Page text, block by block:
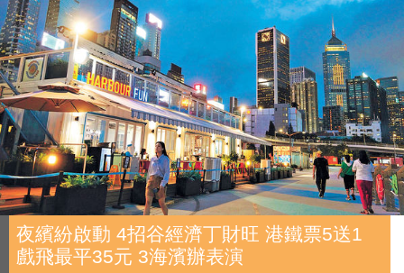
夜繽紛啟動 4招谷經濟丁財旺 港鐵票5送1
戲飛最平35元 3海濱辦表演